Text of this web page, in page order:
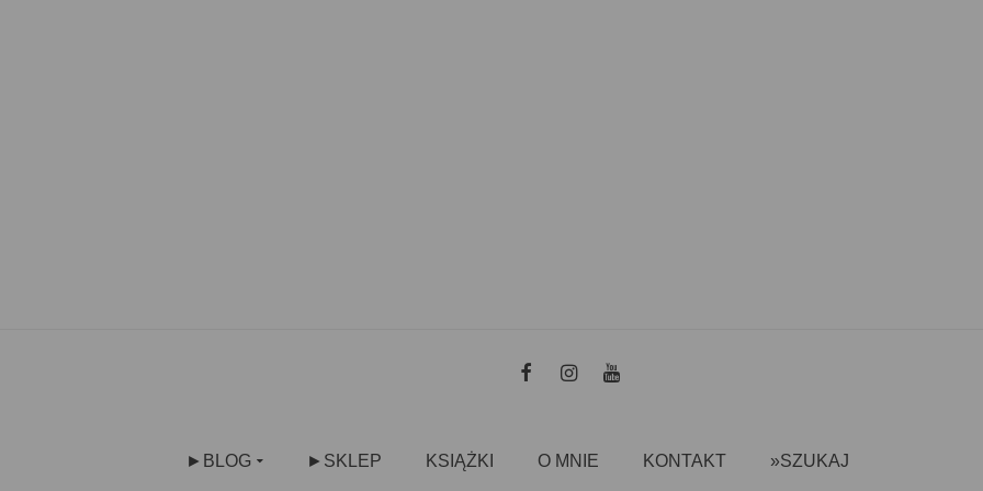
►BLOG ►SKLEP KSIĄŻKI O MNIE KONTAKT »SZUKAJ